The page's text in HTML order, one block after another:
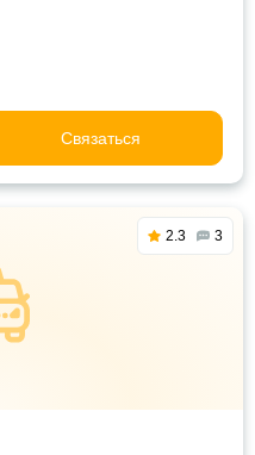
Связаться
2.3 3